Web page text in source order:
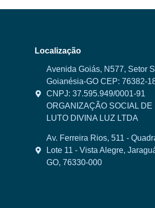
Localização
Avenida Goiás, N577, Setor
Goianésia-GO CEP: 76382-
CNPJ: 37.595.949/0001-91
ORGANIZAÇÃO SOCIAL DE
LUTO DIVINA LUZ LTDA
Av. Ferreira Rios, 511 -
Lote 11 - Vista Alegre,
GO, 76330-000